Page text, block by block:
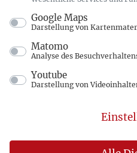
Google Maps
Darstellung von
Matomo
Analyse des
Youtube
Darstellung von